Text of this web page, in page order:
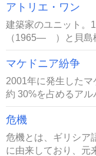
アトリエ・ワン
建築家のユニット。
（1965― ）と貝
マケドニア紛争
2001年に発生した
約 30%を占めるアル
危機
危機とは、ギリシア
に由来しており、元